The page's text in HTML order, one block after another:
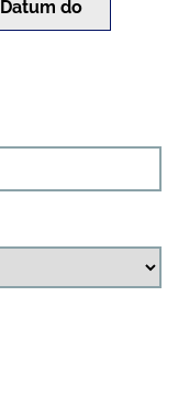
Datum do